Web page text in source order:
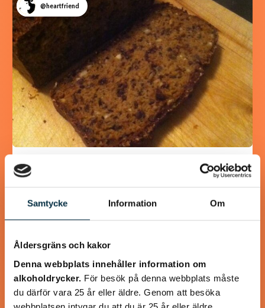
Samtycke Information Om
Åldersgräns och kakor
Denna webbplats innehåller information om
alkoholdrycker. För besök på denna webbplats måste
du därför vara 25 år eller äldre. Genom att besöka
@heartfriend
Gott lite grovt bröd utan jäst
sättet är det både nyttigare och utan konstgjorda
tillsatser. Tyckte själv…
@koppargrytan